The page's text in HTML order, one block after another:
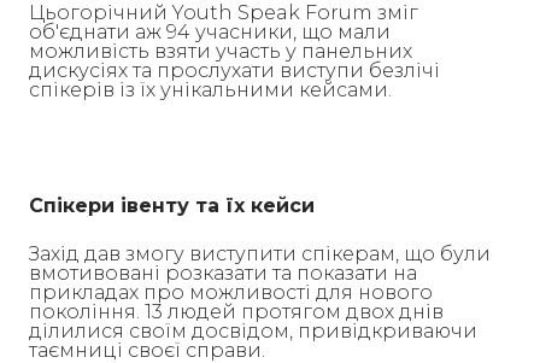
Цьогорічний Youth Speak Forum зміг
об'єднати аж 94 учасники, що мали
можливість взяти участь у панельних
дискусіях та прослухати виступи безлічі
спікерів із їх унікальними кейсами.
Спікери івенту та їх кейси
Захід дав змогу виступити спікерам, що були
вмотивовані розказати та показати на
прикладах про можливості для нового
покоління. 13 людей протягом двох днів
ділилися своїм досвідом, привідкриваючи
таємниці своєї справи.